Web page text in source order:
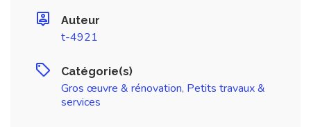
Auteur
t-4921
Catégorie(s)
Gros œuvre & rénovation, Petits travaux &
services